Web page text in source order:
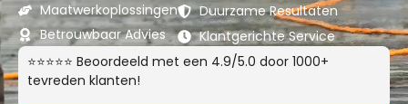
Maatwerkoplossingen
Betrouwbaar Advies
Duurzame Resultaten
Klantgerichte Service
⭐⭐⭐⭐⭐ Beoordeeld met een 4.9/5.0 door 1000+
tevreden klanten!